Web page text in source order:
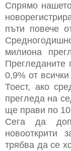
Спрямо
пъти повече
милиона
Прегледаните
0,9% от
Тоест, ако
прегледа на
ще прави по
Сега да
новооткрити
трябва да се